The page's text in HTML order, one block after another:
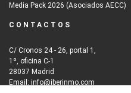
Media Pack 2026 (Asociados AECC)
CONTACTOS
C/ Cronos 24 - 26, portal 1,
1º, oficina C-1
28037 Madrid
Email: info@iberinmo.com